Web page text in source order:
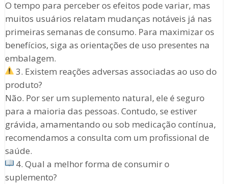
O tempo para perceber os efeitos pode variar, mas
muitos usuários relatam mudanças notáveis já nas
primeiras semanas de consumo. Para maximizar os
benefícios, siga as orientações de uso presentes na
embalagem.
3. Existem reações adversas associadas ao uso do
produto?
Não. Por ser um suplemento natural, ele é seguro
para a maioria das pessoas. Contudo, se estiver
grávida, amamentando ou sob medicação contínua,
recomendamos a consulta com um profissional de
saúde.
4. Qual a melhor forma de consumir o
suplemento?